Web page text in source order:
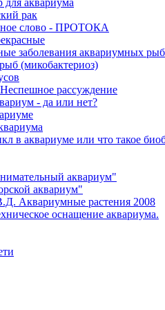
рак
слово - ПРОТОКА
заболевания аквариумных рыб
(микобактериоз)
рассуждение
- да или нет?
в аквариуме или что такое
аквариум"
аквариум"
Аквариумные растения 2008
оснащение аквариума.